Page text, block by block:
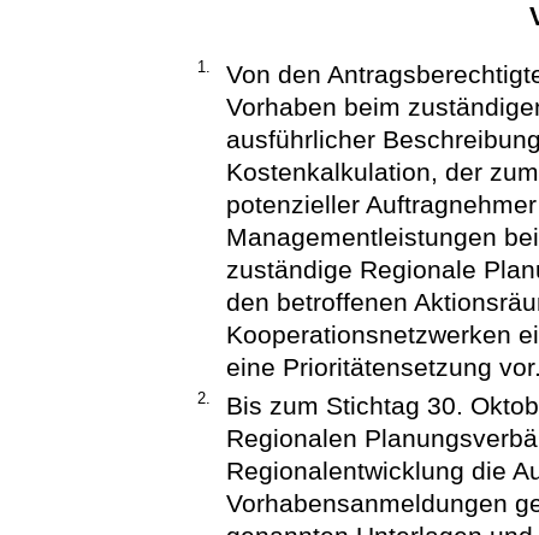
1.
Von den
Vorhaben beim
ausführlicher
Kostenkalkulation, der
potenzieller
Managementleistungen
zuständige Regionale
den betroffenen
Kooperationsnetzwerken
eine Prioritätensetzung
2.
Bis zum Stichtag 30.
Regionalen
Regionalentwicklung die
Vorhabensanmeldungen